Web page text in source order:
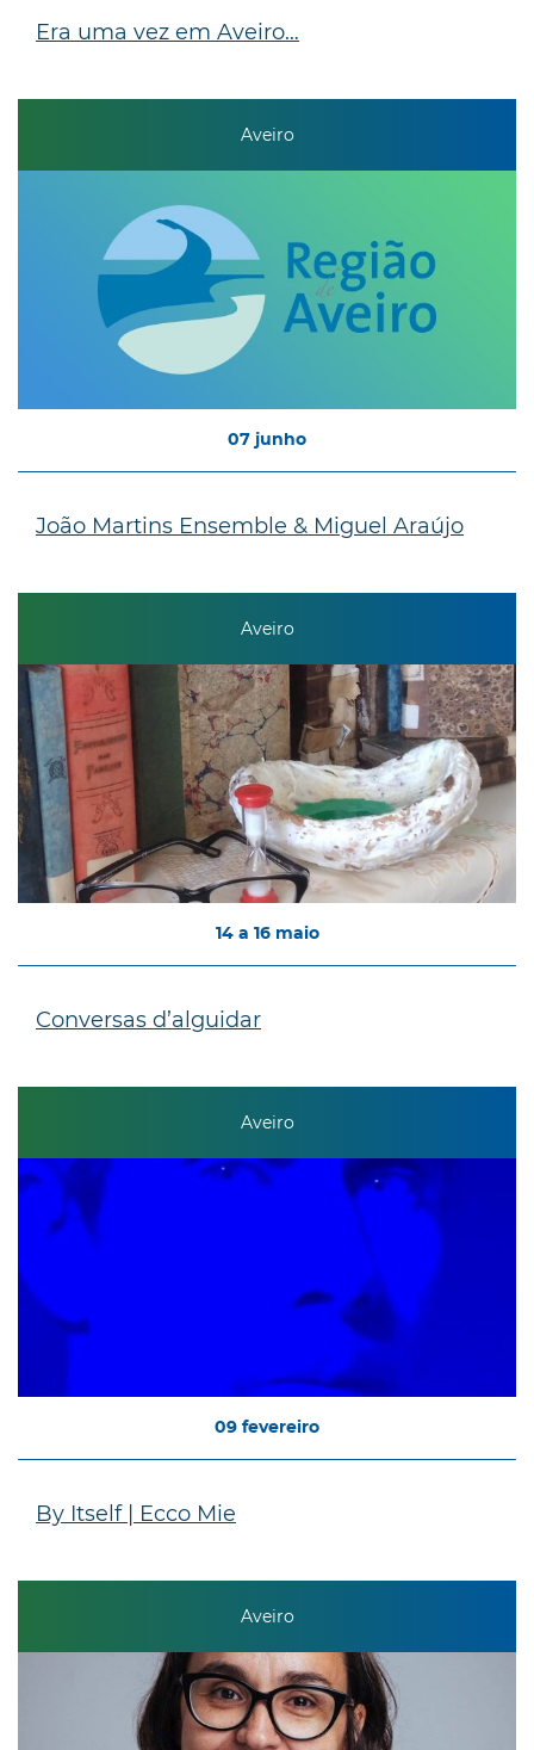
Era uma vez em Aveiro…
Aveiro
07 junho
João Martins Ensemble & Miguel Araújo
Aveiro
14 a 16 maio
Conversas d’alguidar
Aveiro
09 fevereiro
By Itself | Ecco Mie
Aveiro